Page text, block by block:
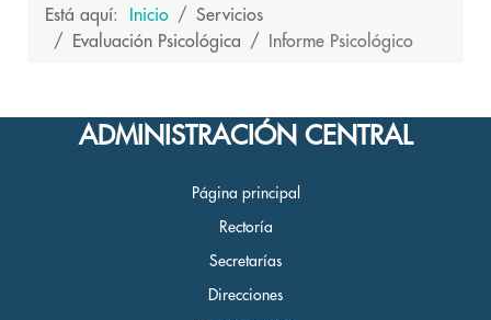
Está aquí: Inicio
Servicios
Evaluación Psicológica
Informe Psicológico
ADMINISTRACIÓN CENTRAL
Página principal
Rectoría
Secretarías
Direcciones